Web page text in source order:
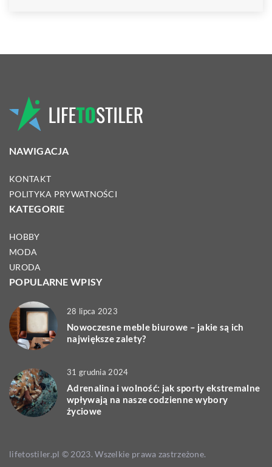
NAWIGACJA
KONTAKT
POLITYKA PRYWATNOŚCI
KATEGORIE
HOBBY
MODA
URODA
POPULARNE WPISY
28 lipca 2023
Nowoczesne meble biurowe – jakie są ich
największe zalety?
31 grudnia 2024
Adrenalina i wolność: jak sporty ekstremalne
wpływają na nasze codzienne wybory
życiowe
lifetostiler.pl © 2023. Wszelkie prawa zastrzeżone.